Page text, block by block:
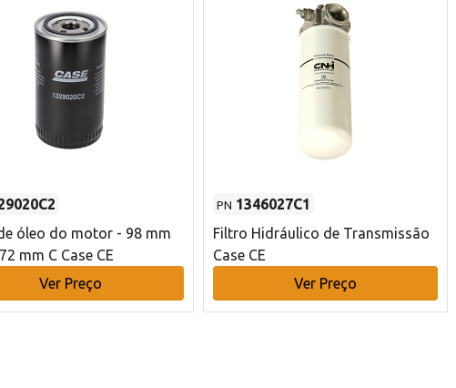
óleo do motor - 98 mm
mm C Case CE
Ver Preço
PN 1346027C1
Filtro Hidráulico de Transmissão
Case CE
Ver Preço